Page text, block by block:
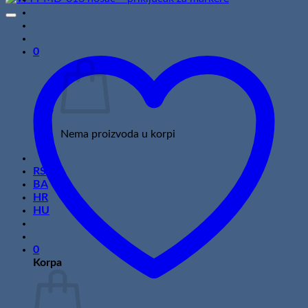
0
Nema proizvoda u korpi
RS
BA
HR
HU
0
Korpa